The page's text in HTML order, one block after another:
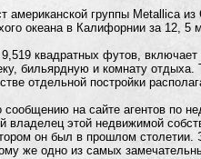
американской группы Metallica
океана в Калифорнии за 12, 5
квадратных футов,
бильярдную и комнату отдыха.
отдельной постройки
сообщению на сайте агентов по
этой недвижимой
он был в прошлом столетии.
же одно из самых